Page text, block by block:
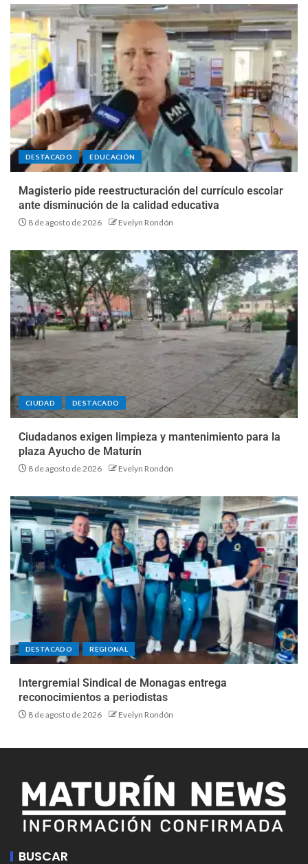
DESTACADO EDUCACIÓN
Magisterio pide reestructuración del currículo escolar
ante disminución de la calidad educativa
8 de agosto de 2026 Evelyn Rondón
CIUDAD DESTACADO
Ciudadanos exigen limpieza y mantenimiento para la
plaza Ayucho de Maturín
8 de agosto de 2026 Evelyn Rondón
DESTACADO REGIONAL
Intergremial Sindical de Monagas entrega
reconocimientos a periodistas
8 de agosto de 2026 Evelyn Rondón
BUSCAR